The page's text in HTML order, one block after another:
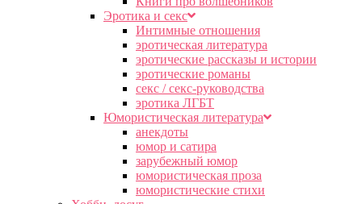
Эротика и секс
Интимные отношения
эротическая литература
эротические рассказы и истории
эротические романы
секс / секс-руководства
эротика ЛГБТ
Юмористическая литература
анекдоты
юмор и сатира
зарубежный юмор
юмористическая проза
юмористические стихи